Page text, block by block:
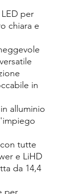
per
chiara e
in
alluminio
tutte
e LiHD
da 14,4